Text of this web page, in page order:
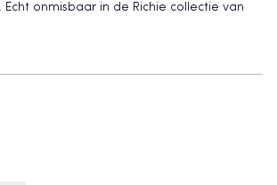
onmisbaar in de Richie collectie van